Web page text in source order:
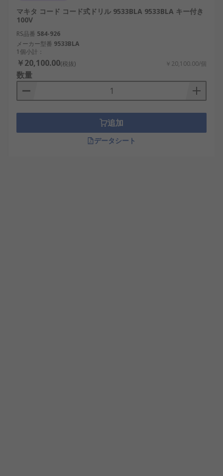
マキタ コード コード式ドリル 9533BLA 9533BLA キー付き
100V
RS品番 584-926
メーカー型番 9533BLA
1個小計：
￥20,100.00(税抜) ￥20,100.00/個
数量
追加
データシート